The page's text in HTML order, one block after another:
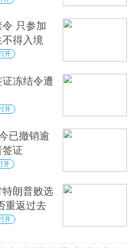
只参加
得入境
开
冻结令遭
开
已撤销逾
证
开
朗普败选
重返过去
开